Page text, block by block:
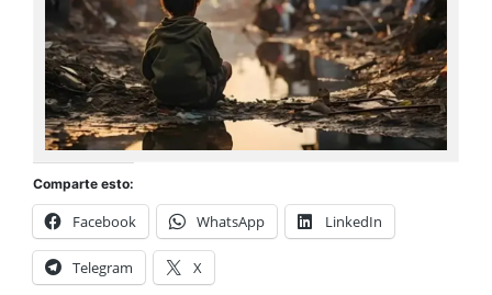
Comparte esto:
Facebook WhatsApp LinkedIn
Telegram X